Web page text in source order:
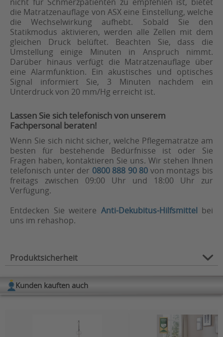
die Matratzenauflage von ASX eine Einstellung, welche
die Wechselwirkung aufhebt. Sobald Sie den
Statikmodus aktivieren, werden alle Zellen mit dem
gleichen Druck belüftet. Beachten Sie, dass die
Umstellung einige Minuten in Anspruch nimmt.
Darüber hinaus verfügt die Matratzenauflage über
eine Alarmfunktion. Ein akustisches und optisches
Signal informiert Sie, 3 Minuten nachdem ein
Unterdruck von 20 mm/Hg erreicht ist.
Lassen Sie sich telefonisch von unserem
Fachpersonal beraten!
Wenn Sie sich nicht sicher, welche Pflegematratze am
besten für bestehende Bedürfnisse ist oder Sie
Fragen haben, kontaktieren Sie uns. Wir stehen Ihnen
telefonisch unter der 0800 888 90 80 von montags bis
freitags zwischen 09:00 Uhr und 18:00 Uhr zur
Verfügung.
Entdecken Sie weitere Anti-Dekubitus-Hilfsmittelbei
uns im rehashop.
Produktsicherheit
Herstellerinformation
67098 Bad Dürkheim
Kunden kauften auch